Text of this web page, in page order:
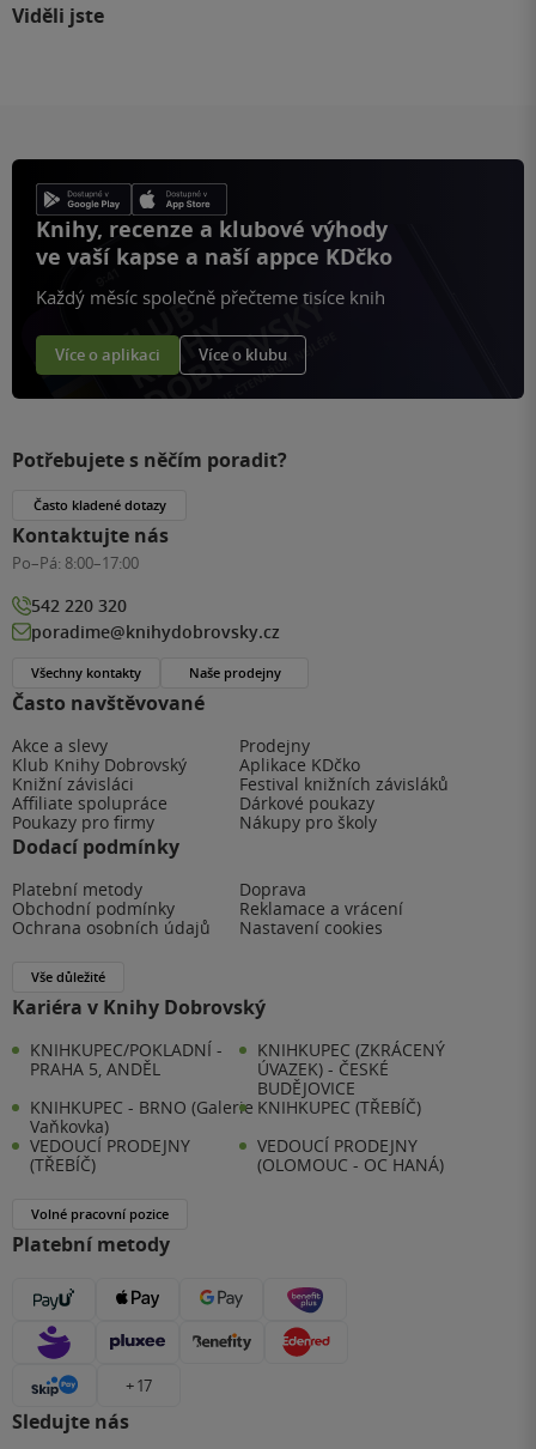
Viděli jste
Knihy, recenze a klubové výhody
ve vaší kapse a naší appce KDčko
Každý měsíc společně přečteme tisíce knih
Více o aplikaci Více o klubu
Často navštěvované
Akce a slevy
Prodejny
Klub Knihy Dobrovský
Aplikace KDčko
Knižní závisláci
Festival knižních závisláků
Affiliate spolupráce
Dárkové poukazy
Poukazy pro firmy
Nákupy pro školy
Dodací podmínky
Platební metody
Doprava
Obchodní podmínky
Reklamace a vrácení
Ochrana osobních údajů
Nastavení cookies
Vše důležité
Kariéra v Knihy Dobrovský
KNIHKUPEC/POKLADNÍ -
PRAHA 5, ANDĚL
KNIHKUPEC (ZKRÁCENÝ
ÚVAZEK) - ČESKÉ
BUDĚJOVICE
KNIHKUPEC - BRNO (Galerie
Vaňkovka)
KNIHKUPEC (TŘEBÍČ)
VEDOUCÍ PRODEJNY
(TŘEBÍČ)
VEDOUCÍ PRODEJNY
(OLOMOUC - OC HANÁ)
Volné pracovní pozice
Platební metody
+ 17
Sledujte nás
Potřebujete s něčím poradit?
Často kladené dotazy
Kontaktujte nás
Po–Pá: 8:00–17:00
542 220 320
poradime@knihydobrovsky.cz
Všechny kontakty Naše prodejny